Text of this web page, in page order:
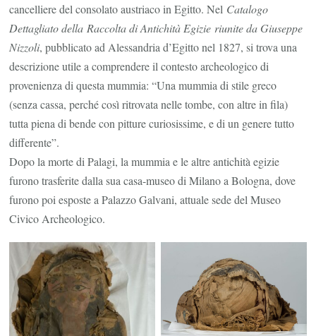
cancelliere del consolato austriaco in Egitto. Nel Catalogo
Dettagliato della Raccolta di Antichità Egizie riunite da Giuseppe
Nizzoli, pubblicato ad Alessandria d’Egitto nel 1827, si trova una
descrizione utile a comprendere il contesto archeologico di
provenienza di questa mummia: “Una mummia di stile greco
(senza cassa, perché così ritrovata nelle tombe, con altre in fila)
tutta piena di bende con pitture curiosissime, e di un genere tutto
differente”.
Dopo la morte di Palagi, la mummia e le altre antichità egizie
furono trasferite dalla sua casa-museo di Milano a Bologna, dove
furono poi esposte a Palazzo Galvani, attuale sede del Museo
Civico Archeologico.